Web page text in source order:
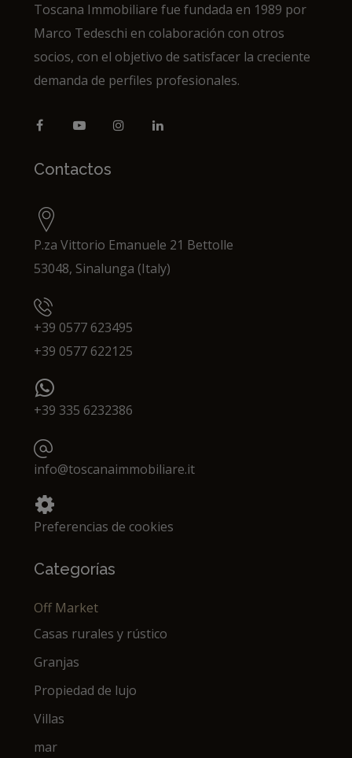
Toscana Immobiliare fue fundada en 1989 por
Marco Tedeschi en colaboración con otros
socios, con el objetivo de satisfacer la creciente
demanda de perfiles profesionales.
Contactos
P.za Vittorio Emanuele 21 Bettolle
53048, Sinalunga (Italy)
+39 0577 623495
+39 0577 622125
+39 335 6232386
info@toscanaimmobiliare.it
Preferencias de cookies
Categorías
Off Market
Casas rurales y rústico
Granjas
Propiedad de lujo
Villas
mar